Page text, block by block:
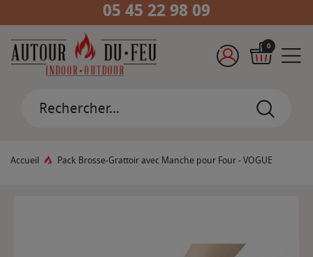
05 45 22 98 09
0
Accueil Pack Brosse-Grattoir avec Manche pour Four - VOGUE